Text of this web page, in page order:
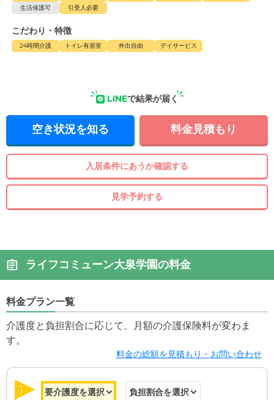
生活保護可
引受人必要
こだわり・特徴
24時間介護 トイレ有居室 外出自由 デイサービス
LINEで結果が届く
空き状況を知る 料金見積もり
入居条件にあうか確認する
見学予約する
ライフコミューン大泉学園の料金
料金プラン一覧
介護度と負担割合に応じて、月額の介護保険料が変わま
す。
料金の総額を見積もり・お問い合わせ
1